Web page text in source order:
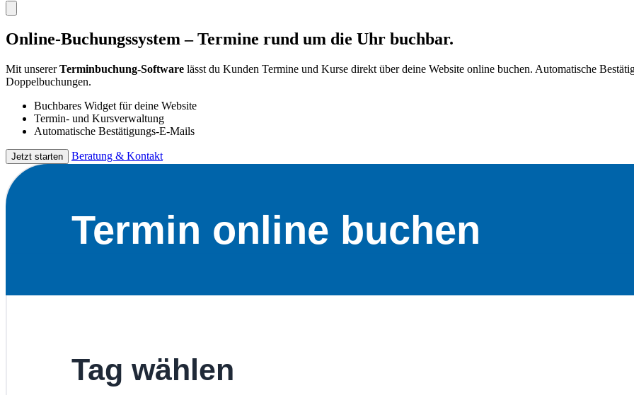
Online-Buchungssystem – Termine rund um die Uhr buchbar.
Mit unsererTerminbuchung-Software lässt du Kunden Termine und Kurse direkt über deine Website online buchen. Automatische
Doppelbuchungen.
Buchbares Widget für deine Website
Termin- und Kursverwaltung
Automatische Bestätigungs-E-Mails
Jetzt starten Beratung & Kontakt
Termin online buchen
Tag wählen